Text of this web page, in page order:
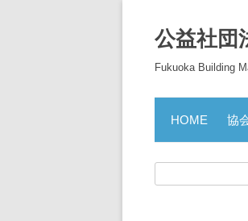
公益社
Fukuoka Building
HOME 協